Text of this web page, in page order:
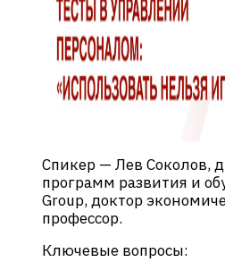
Спикер — Лев Соколов,
программ развития и
Group, доктор
профессор.
Ключевые вопросы: